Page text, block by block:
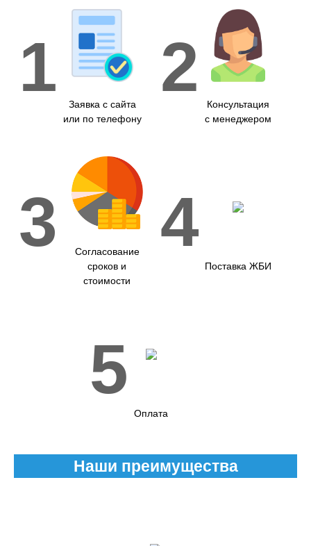
1
Заявка с сайта
или по телефону
2
Консультация
с менеджером
3
Согласование
сроков и
стоимости
4
Поставка ЖБИ
5
Оплата
Наши преимущества